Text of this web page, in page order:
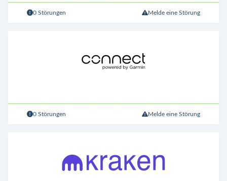
0 Störungen Melde eine Störung
0 Störungen Melde eine Störung